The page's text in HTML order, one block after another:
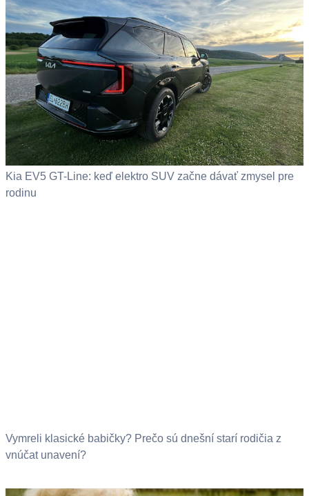
Kia EV5 GT-Line: keď elektro SUV začne dávať zmysel pre
rodinu
Vymreli klasické babičky? Prečo sú dnešní starí rodičia z
vnúčat unavení?